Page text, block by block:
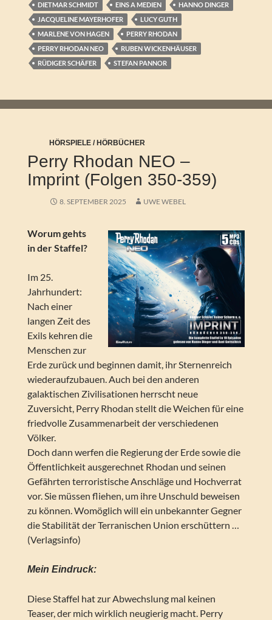
DIETMAR SCHMIDT
EINS A MEDIEN
HANNO DINGER
JACQUELINE MAYERHOFER
LUCY GUTH
MARLENE VON HAGEN
PERRY RHODAN
PERRY RHODAN NEO
RUBEN WICKENHÄUSER
RÜDIGER SCHÄFER
STEFAN PANNOR
HÖRSPIELE / HÖRBÜCHER
Perry Rhodan NEO –
Imprint (Folgen 350-359)
8. SEPTEMBER 2025 UWE WEBEL
Worum gehts
in der Staffel?
Im 25.
Jahrhundert:
Nach einer
langen Zeit des
Exils kehren die
Menschen zur
Erde zurück und beginnen damit, ihr Sternenreich
wiederaufzubauen. Auch bei den anderen
galaktischen Zivilisationen herrscht neue
Zuversicht, Perry Rhodan stellt die Weichen für eine
friedvolle Zusammenarbeit der verschiedenen
Völker.
Doch dann werfen die Regierung der Erde sowie die
Öffentlichkeit ausgerechnet Rhodan und seinen
Gefährten terroristische Anschläge und Hochverrat
vor. Sie müssen fliehen, um ihre Unschuld beweisen
zu können. Womöglich will ein unbekannter Gegner
die Stabilität der Terranischen Union erschüttern …
(Verlagsinfo)
Mein Eindruck:
Diese Staffel hat zur Abwechslung mal keinen
Teaser, der mich wirklich neugierig macht. Perry